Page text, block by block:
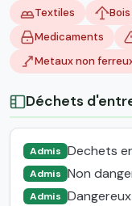
Textiles Bois
Medicaments
Metaux non
Déchets
Admis Dechets
Admis Non
Admis